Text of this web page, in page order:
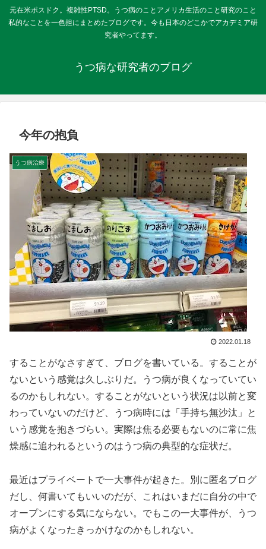
元在米ポスドク。複雑性PTSD。うつ病のことアメリカ生活のこと研究のこと
私的なことを一色担にまとめたブログです。今も日本のどこかでアカデミア研
究者やってます。
うつ病な研究者のブログ
今年の抱負
うつ病治療
2022.01.18
することがなさすぎて、ブログを書いている。することが
ないという感覚は久しぶりだ。うつ病が良くなっていてい
るのかもしれない。することがないという状況は以前と変
わっていないのだけど、うつ病時には「手持ち無沙汰」と
いう感覚を抱きづらい。実際は焦る必要もないのに常に焦
燥感に追われるというのはうつ病の典型的な症状だ。
最近はプライベートで一大事件が起きた。別に匿名ブログ
だし、何書いてもいいのだが、これはいまだに自分の中で
オープンにする気にならない。でもこの一大事件が、うつ
病がよくなったきっかけなのかもしれない。